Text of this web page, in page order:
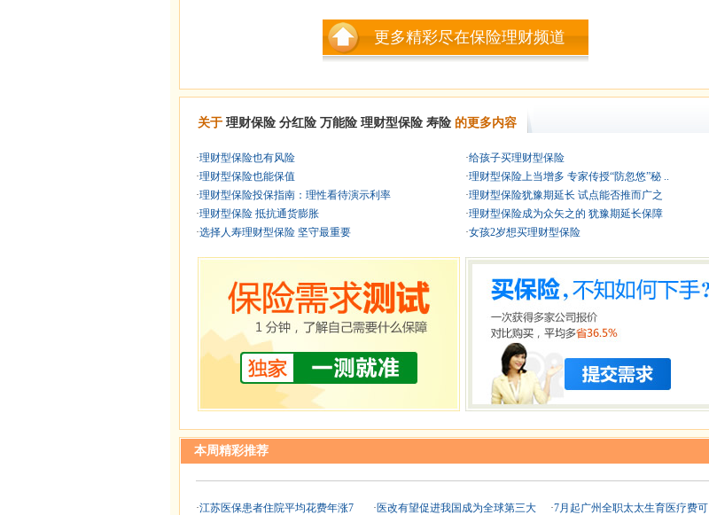
更多精彩尽在保险理财频道
关于 理财保险 分红险 万能险 理财型保险 寿险 的更多内容
·理财型保险也有风险
·理财型保险也能保值
·理财型保险投保指南：理性看待演示利率
·理财型保险 抵抗通货膨胀
·选择人寿理财型保险 坚守最重要
·给孩子买理财型保险
·理财型保险上当增多 专家传授“防忽悠”秘 ..
·理财型保险犹豫期延长 试点能否推而广之
·理财型保险成为众矢之的 犹豫期延长保障
·女孩2岁想买理财型保险
本周精彩推荐
·江苏医保患者住院平均花费年涨7 · 医改有望促进我国成为全球第三大 ·7月起广州全职太太生育医疗费可